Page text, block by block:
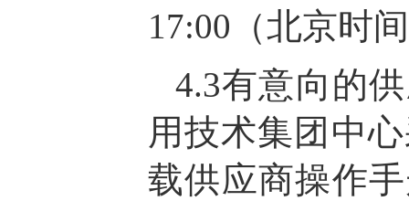
17:00（北京时
4.3有意向的
用技术集团中
载供应商操作